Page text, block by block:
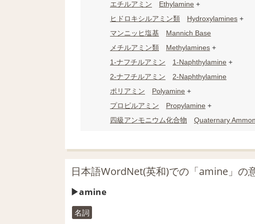
エチルアミン
Ethylamine +
ヒドロキシルアミン類 Hydroxylamines +
マンニッヒ塩基
Mannich Base
メチルアミン類 Methylamines +
1-ナフチルアミン
1-Naphthylamine +
2-ナフチルアミン
2-Naphthylamine
ポリアミン
Polyamine +
プロピルアミン
Propylamine +
四級アンモニウム化合物
Quaternary
日本語WordNet(英和)での「amine」の
amine
名詞